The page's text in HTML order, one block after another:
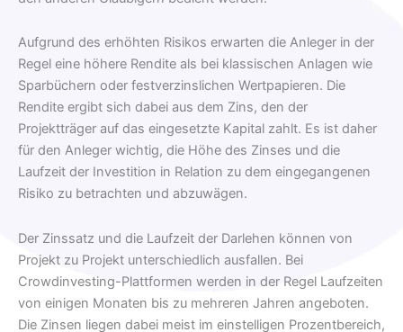
Aufgrund des erhöhten Risikos erwarten die Anleger in der
Regel eine höhere Rendite als bei klassischen Anlagen wie
Sparbüchern oder festverzinslichen Wertpapieren. Die
Rendite ergibt sich dabei aus dem Zins, den der
Projektträger auf das eingesetzte Kapital zahlt. Es ist daher
für den Anleger wichtig, die Höhe des Zinses und die
Laufzeit der Investition in Relation zu dem eingegangenen
Risiko zu betrachten und abzuwägen.
Der Zinssatz und die Laufzeit der Darlehen können von
Projekt zu Projekt unterschiedlich ausfallen. Bei
Crowdinvesting-Plattformen werden in der Regel Laufzeiten
von einigen Monaten bis zu mehreren Jahren angeboten.
Die Zinsen liegen dabei meist im einstelligen Prozentbereich,